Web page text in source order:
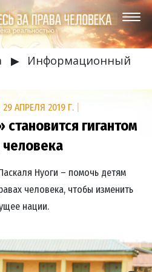
▶
Информационный
29 АПРЕЛЯ 2019 Г.
гигантом
человека
Нуоги – помочь детям
человека, чтобы изменить
нации.